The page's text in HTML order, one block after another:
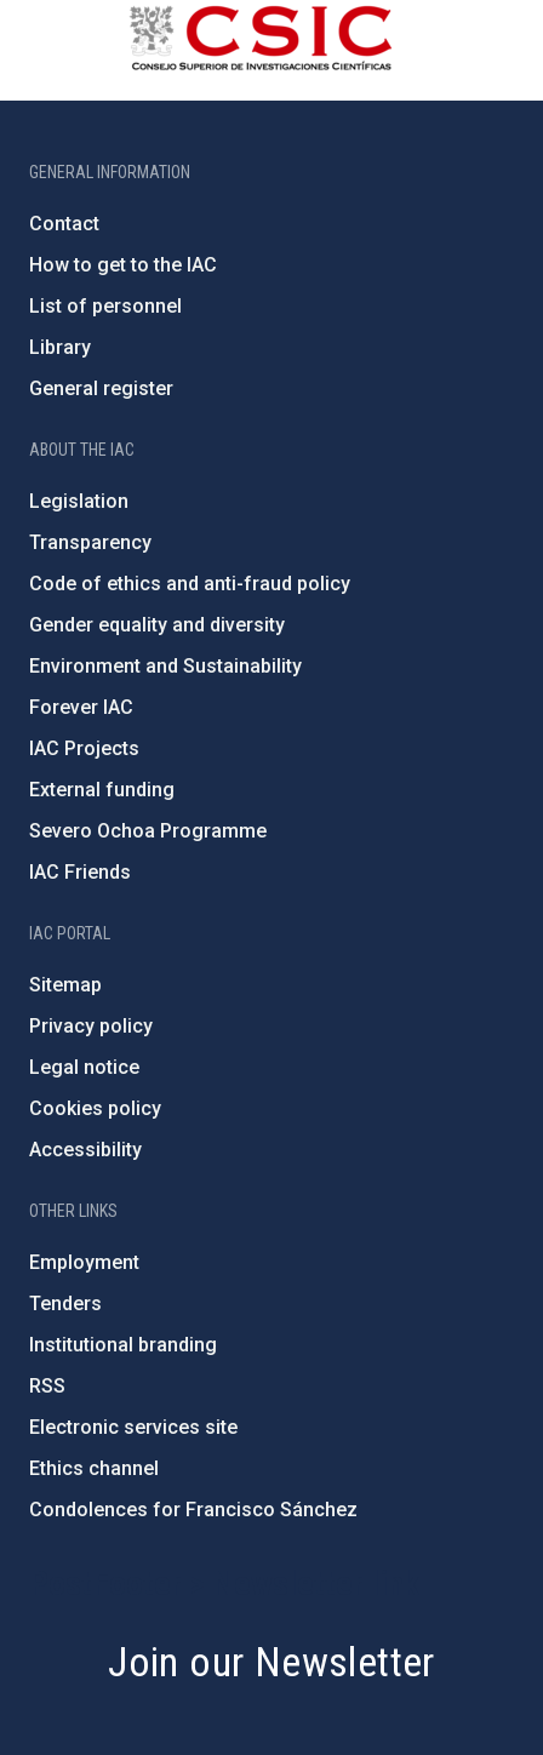
GENERAL INFORMATION
Contact
How to get to the IAC
List of personnel
Library
General register
ABOUT THE IAC
Legislation
Transparency
Code of ethics and anti-fraud policy
Gender equality and diversity
Environment and Sustainability
Forever IAC
IAC Projects
External funding
Severo Ochoa Programme
IAC Friends
IAC PORTAL
Sitemap
Privacy policy
Legal notice
Cookies policy
Accessibility
OTHER LINKS
Employment
Tenders
Institutional branding
RSS
Electronic services site
Ethics channel
Condolences for Francisco Sánchez
Join our Newsletter